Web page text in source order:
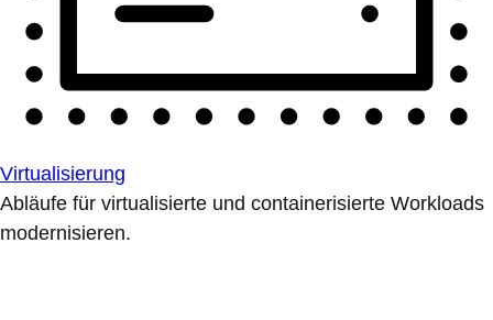
Virtualisierung
Abläufe für virtualisierte und containerisierte Workloads
modernisieren.